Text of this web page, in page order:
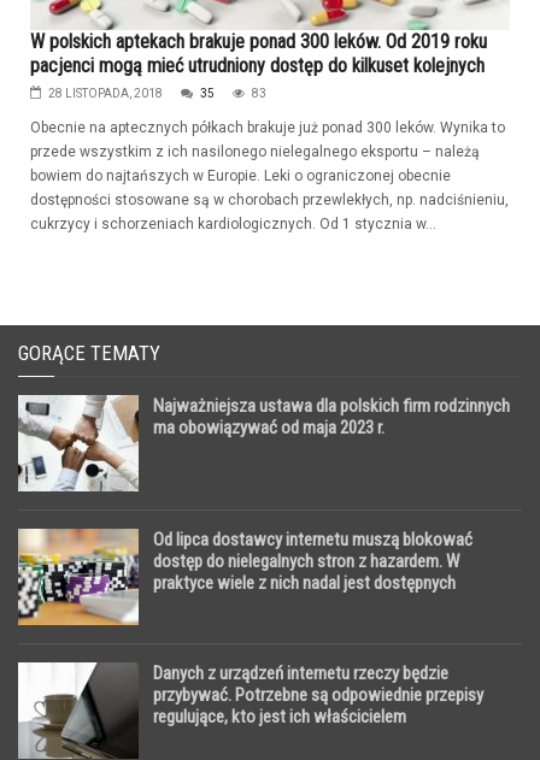
W polskich aptekach brakuje ponad 300 leków. Od 2019 roku
pacjenci mogą mieć utrudniony dostęp do kilkuset kolejnych
28 LISTOPADA, 2018 35 83
Obecnie na aptecznych półkach brakuje już ponad 300 leków. Wynika to
przede wszystkim z ich nasilonego nielegalnego eksportu – należą
bowiem do najtańszych w Europie. Leki o ograniczonej obecnie
dostępności stosowane są w chorobach przewlekłych, np. nadciśnieniu,
cukrzycy i schorzeniach kardiologicznych. Od 1 stycznia w...
GORĄCE TEMATY
Najważniejsza ustawa dla polskich firm rodzinnych
ma obowiązywać od maja 2023 r.
Od lipca dostawcy internetu muszą blokować
dostęp do nielegalnych stron z hazardem. W
praktyce wiele z nich nadal jest dostępnych
Danych z urządzeń internetu rzeczy będzie
przybywać. Potrzebne są odpowiednie przepisy
regulujące, kto jest ich właścicielem